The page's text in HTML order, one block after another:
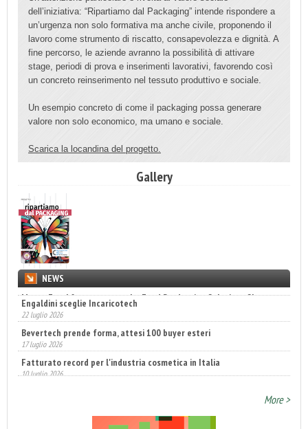
dell’iniziativa: “Ripartiamo dal Packaging” intende rispondere a
un’urgenza non solo formativa ma anche civile, proponendo il
lavoro come strumento di riscatto, consapevolezza e dignità. A
fine percorso, le aziende avranno la possibilità di attivare
stage, periodi di prova e inserimenti lavorativi, favorendo così
un concreto reinserimento nel tessuto produttivo e sociale.
Un esempio concreto di come il packaging possa generare
valore non solo economico, ma umano e sociale.
Scarica la locandina del progetto.
Gallery
NEWS
Engaldini sceglie Incaricotech
22 luglio 2026
Bevertech prende forma, attesi 100 buyer esteri
17 luglio 2026
Fatturato record per l'industria cosmetica in Italia
10 luglio 2026
More >